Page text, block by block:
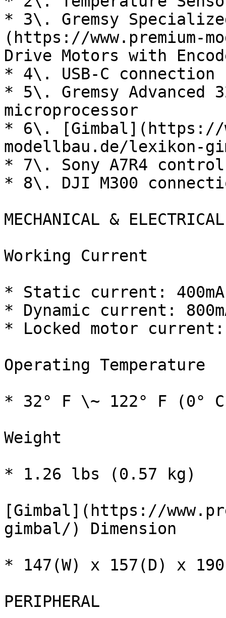
* 3\. Gremsy
(https://www.premium-
Drive Motors with
* 4\. USB-C connection
* 5\. Gremsy Advanced
microprocessor
* 6\. [Gimbal](https://
modellbau.de/lexikon-
* 7\. Sony A7R4 control
* 8\. DJI M300
MECHANICAL &
Working Current
* Static current: 400mA
* Dynamic current:
* Locked motor current:
Operating Temperature
* 32° F \~ 122° F (0°
Weight
* 1.26 lbs (0.57 kg)
[Gimbal](https://
gimbal/) Dimension
* 147(W) x 157(D) x
PERIPHERAL